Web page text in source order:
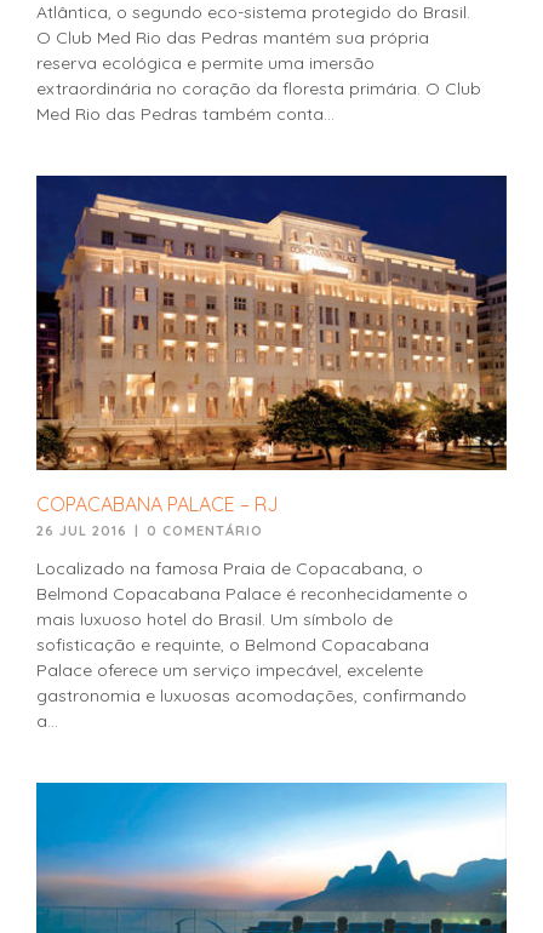
Atlântica, o segundo eco-sistema protegido do Brasil.
O Club Med Rio das Pedras mantém sua própria
reserva ecológica e permite uma imersão
extraordinária no coração da floresta primária. O Club
Med Rio das Pedras também conta...
COPACABANA PALACE – RJ
26 JUL 2016 | 0 COMENTÁRIO
Localizado na famosa Praia de Copacabana, o
Belmond Copacabana Palace é reconhecidamente o
mais luxuoso hotel do Brasil. Um símbolo de
sofisticação e requinte, o Belmond Copacabana
Palace oferece um serviço impecável, excelente
gastronomia e luxuosas acomodações, confirmando
a...